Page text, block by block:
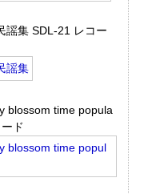
謡集 SDL-21 レコー
blossom time popula
ド